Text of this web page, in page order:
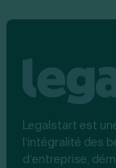
Legalstart est
l’intégralité des
d’entreprise,